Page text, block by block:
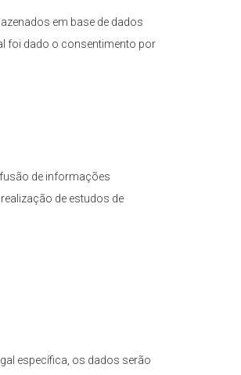
em base de dados
foi dado o consentimento por
de informações
de estudos de
específica, os dados serão